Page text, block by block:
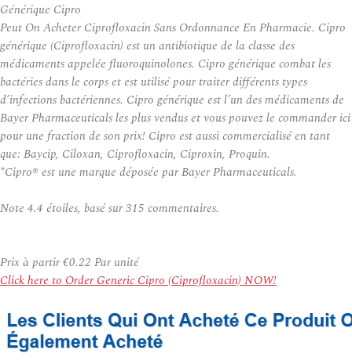
Générique Cipro
Peut On Acheter Ciprofloxacin Sans Ordonnance En Pharmacie. Cipro
générique (Ciprofloxacin) est un antibiotique de la classe des
médicaments appelée fluoroquinolones. Cipro générique combat les
bactéries dans le corps et est utilisé pour traiter différents types
d’infections bactériennes. Cipro générique est l’un des médicaments de
Bayer Pharmaceuticals les plus vendus et vous pouvez le commander ici
pour une fraction de son prix! Cipro est aussi commercialisé en tant
que: Baycip, Ciloxan, Ciprofloxacin, Ciproxin, Proquin.
*Cipro® est une marque déposée par Bayer Pharmaceuticals.
Note 4.4 étoiles, basé sur315 commentaires.
Prix à partir€0.22 Par unité
Click here to Order Generic Cipro (Ciprofloxacin) NOW!